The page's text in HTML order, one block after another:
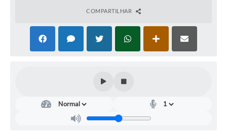
Cronograma coleta de lixo e seletiva
Banco do Povo
Biblioteca
COMPARTILHAR